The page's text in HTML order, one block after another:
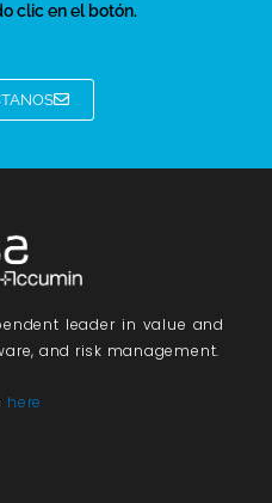
clic en el botón.
leader in value and
and risk management.
here